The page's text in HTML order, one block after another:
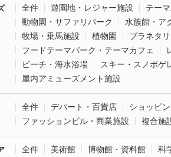
全件 遊園地・レジャー施設
テー
動物園・サファリパーク
水族館・ア
牧場・乗馬施設
植物園 プラネタ
フードテーマパーク・テーマカフェ
ビーチ・海水浴場
スキー・スノボゲ
屋内アミューズメント施設
全件 デパート・百貨店 ショッピ
ファッションビル・商業施設
複合施
全件 美術館 博物館・資料館 科